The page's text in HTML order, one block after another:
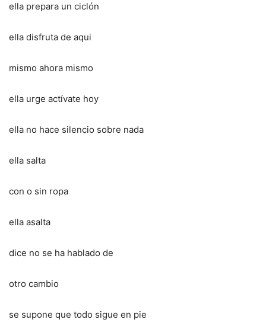
ella prepara un ciclón
ella disfruta de aqui
mismo ahora mismo
ella urge actívate hoy
ella no hace silencio sobre nada
ella salta
con o sin ropa
ella asalta
dice no se ha hablado de
otro cambio
se supone que todo sigue en pie